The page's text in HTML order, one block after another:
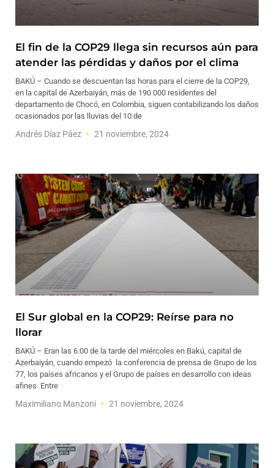
El fin de la COP29 llega sin recursos aún para
atender las pérdidas y daños por el clima
BAKÚ – Cuando se descuentan las horas para el cierre de la COP29,
en la capital de Azerbaiyán, más de 190 000 residentes del
departamento de Chocó, en Colombia, siguen contabilizando los daños
ocasionados por las lluvias del 10 de
Andrés Díaz Páez 21 noviembre, 2024
El Sur global en la COP29: Reírse para no
llorar
BAKÚ – Eran las 6:00 de la tarde del miércoles en Bakú, capital de
Azerbaiyán, cuando empezó la conferencia de prensa de Grupo de los
77, los países africanos y el Grupo de países en desarrollo con ideas
afines. Entre
Maximiliano Manzoni 21 noviembre, 2024